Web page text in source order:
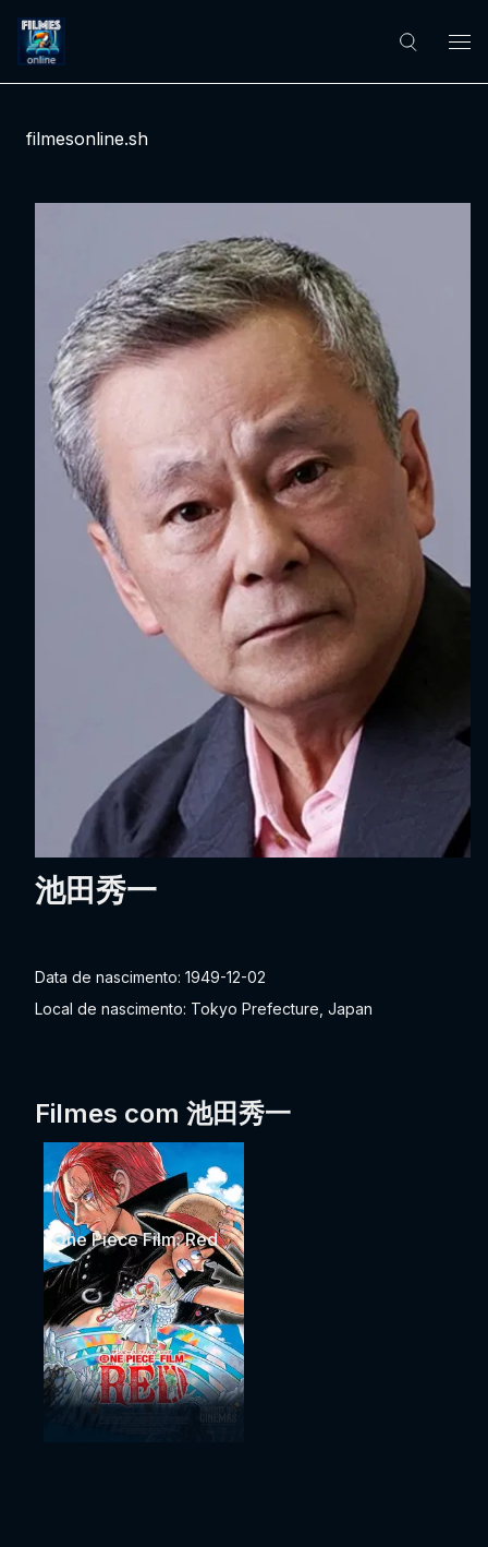
filmesonline.sh
池田秀一
Data de nascimento: 1949-12-02
Local de nascimento: Tokyo Prefecture, Japan
Filmes com 池田秀一
One Piece Film: Red